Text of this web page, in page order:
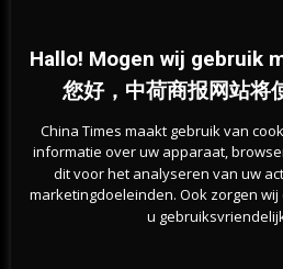
Hallo! Mogen wij gebruik
您好，中荷商报网站将
China Times maakt gebruik van
informatie over uw apparaat,
dit voor het analyseren van uw
marketingdoeleinden. Ook zorgen
u